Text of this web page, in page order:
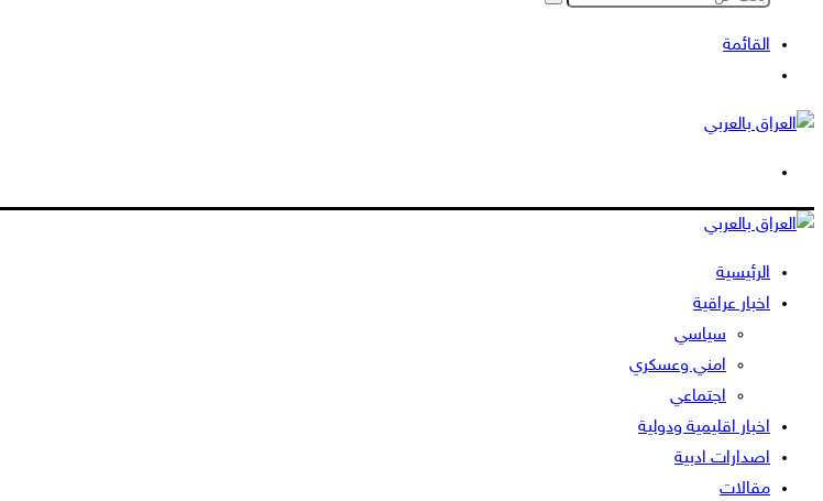
بحث
القائمة
المظلم
الرئيسية
اخبار عراقية
سياسي
امني وعسكري
اجتماعي
اخبار اقليمية ودولية
اصدارات ادبية
مقالات